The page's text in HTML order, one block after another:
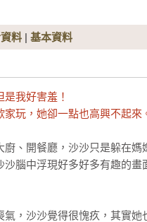
料 | 基本資料
我好害羞！
玩，她卻一點也高興不起來
、開餐廳，沙沙只是躲在
沙腦中浮現好多好多有趣的
氣，沙沙覺得很愧疚，其實